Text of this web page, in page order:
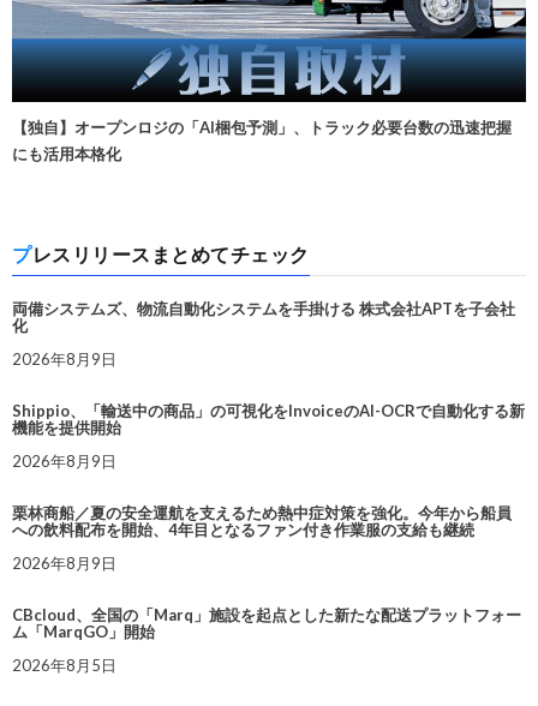
【独自】オープンロジの「AI梱包予測」、トラック必要台数の迅速把握
にも活用本格化
プレスリリースまとめてチェック
両備システムズ、物流自動化システムを手掛ける 株式会社APTを子会社
化
2026年8月9日
Shippio、「輸送中の商品」の可視化をInvoiceのAI-OCRで自動化する新
機能を提供開始
2026年8月9日
栗林商船／夏の安全運航を支えるため熱中症対策を強化。今年から船員
への飲料配布を開始、4年目となるファン付き作業服の支給も継続
2026年8月9日
CBcloud、全国の「Marq」施設を起点とした新たな配送プラットフォー
ム「MarqGO」開始
2026年8月5日